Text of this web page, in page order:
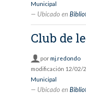
Municipal
Ubicado en
Club de
pormj.redondo
modificación 12/02/
Municipal
Ubicado en